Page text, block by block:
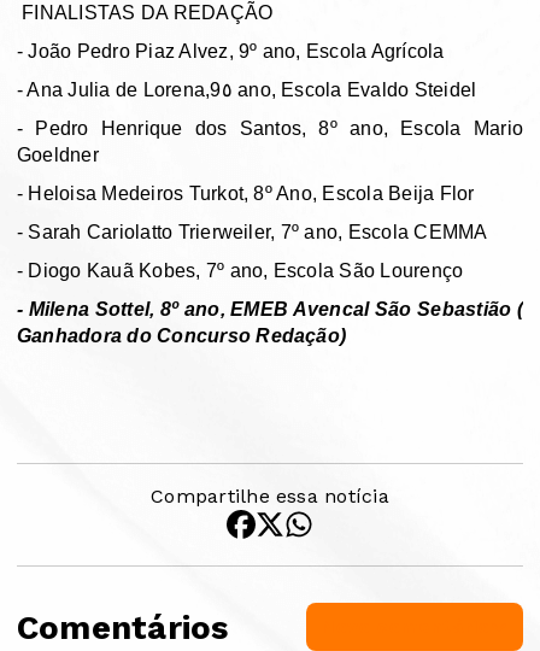
FINALISTAS DA REDAÇÃO
- João Pedro Piaz Alvez, 9º ano, Escola Agrícola
- Ana Julia de Lorena,9٥ ano, Escola Evaldo Steidel
- Pedro Henrique dos Santos, 8º ano, Escola Mario
Goeldner
- Heloisa Medeiros Turkot, 8º Ano, Escola Beija Flor
- Sarah Cariolatto Trierweiler, 7º ano, Escola CEMMA
- Diogo Kauã Kobes, 7º ano, Escola São Lourenço
- Milena Sottel, 8º ano, EMEB Avencal São Sebastião (
Ganhadora do Concurso Redação)
Compartilhe essa notícia
Comentários